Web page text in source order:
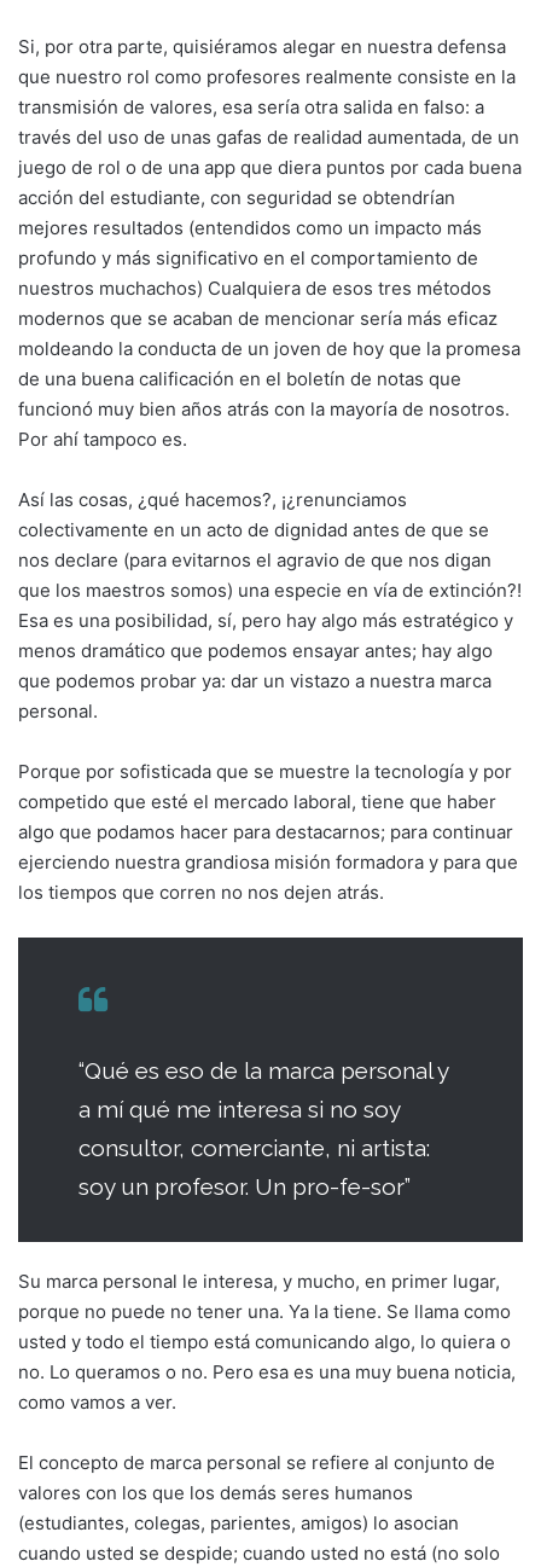
Si, por otra parte, quisiéramos alegar en nuestra defensa
que nuestro rol como profesores realmente consiste en la
transmisión de valores, esa sería otra salida en falso: a
través del uso de unas gafas de realidad aumentada, de un
juego de rol o de una app que diera puntos por cada buena
acción del estudiante, con seguridad se obtendrían
mejores resultados (entendidos como un impacto más
profundo y más significativo en el comportamiento de
nuestros muchachos) Cualquiera de esos tres métodos
modernos que se acaban de mencionar sería más eficaz
moldeando la conducta de un joven de hoy que la promesa
de una buena calificación en el boletín de notas que
funcionó muy bien años atrás con la mayoría de nosotros.
Por ahí tampoco es.
Así las cosas, ¿qué hacemos?, ¡¿renunciamos
colectivamente en un acto de dignidad antes de que se
nos declare (para evitarnos el agravio de que nos digan
que los maestros somos) una especie en vía de extinción?!
Esa es una posibilidad, sí, pero hay algo más estratégico y
menos dramático que podemos ensayar antes; hay algo
que podemos probar ya: dar un vistazo a nuestra marca
personal.
Porque por sofisticada que se muestre la tecnología y por
competido que esté el mercado laboral, tiene que haber
algo que podamos hacer para destacarnos; para continuar
ejerciendo nuestra grandiosa misión formadora y para que
los tiempos que corren no nos dejen atrás.
“Qué es eso de la marca personal y
a mí qué me interesa si no soy
consultor, comerciante, ni artista:
soy un profesor. Un pro-fe-sor”
Su marca personal le interesa, y mucho, en primer lugar,
porque no puede no tener una. Ya la tiene. Se llama como
usted y todo el tiempo está comunicando algo, lo quiera o
no. Lo queramos o no. Pero esa es una muy buena noticia,
como vamos a ver.
El concepto de marca personal se refiere al conjunto de
valores con los que los demás seres humanos
(estudiantes, colegas, parientes, amigos) lo asocian
cuando usted se despide; cuando usted no está (no solo